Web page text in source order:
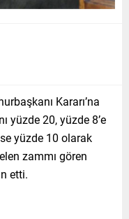
Kararı’na
yüzde 20, yüzde 8’e
yüzde 10 olarak
zammı gören
etti.